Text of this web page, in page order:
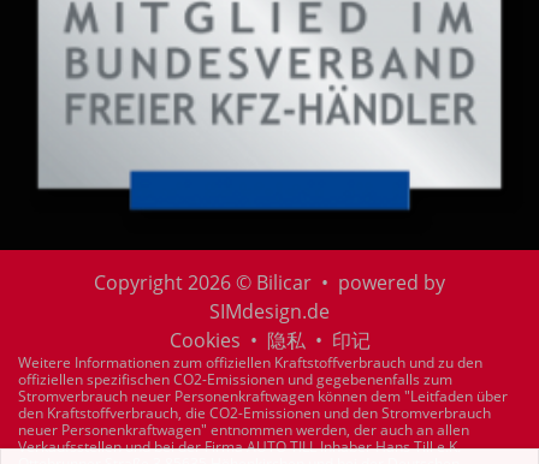
Copyright 2026 © Bilicar • powered by
SIMdesign.de
Cookies • 隐私• 印记
Weitere Informationen zum offiziellen Kraftstoffverbrauch und zu den
offiziellen spezifischen CO2-Emissionen und gegebenenfalls zum
Stromverbrauch neuer Personenkraftwagen können dem "Leitfaden über
den Kraftstoffverbrauch, die CO2-Emissionen und den Stromverbrauch
neuer Personenkraftwagen" entnommen werden, der auch an allen
Verkaufsstellen und bei der Firma AUTO TILL Inhaber Hans Till e.K.